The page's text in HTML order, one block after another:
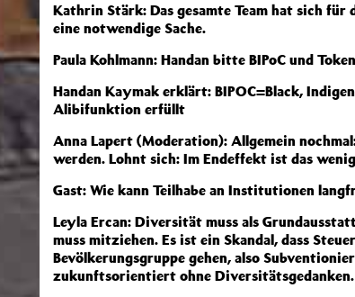
Kathrin Stärk: Das gesamte Team hat sich für
eine notwendige Sache.
Paula Kohlmann: Handan bitte BIPoC und
Handan Kaymak erklärt: BIPOC=Black,
Alibifunktion erfüllt
Anna Lapert (Moderation): Allgemein
werden. Lohnt sich: Im Endeffekt ist das
Gast: Wie kann Teilhabe an Institutionen
Leyla Ercan: Diversität muss als
muss mitziehen. Es ist ein Skandal, dass
Bevölkerungsgruppe gehen, also
zukunftsorientiert ohne Diversitätsgedanken.